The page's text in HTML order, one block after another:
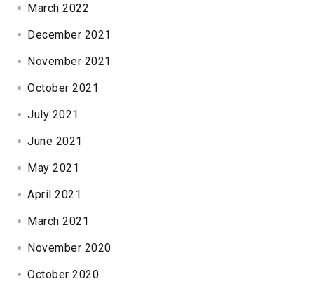
March 2022
December 2021
November 2021
October 2021
July 2021
June 2021
May 2021
April 2021
March 2021
November 2020
October 2020